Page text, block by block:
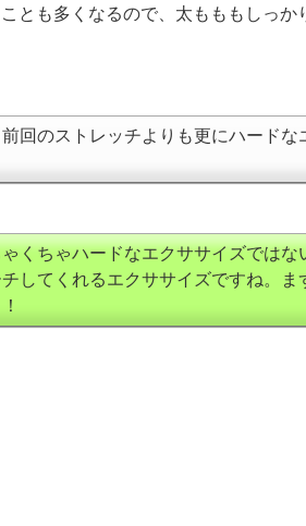
とも多くなるので、太もももしっか
回のストレッチよりも更にハードな
くちゃハードなエクササイズではな
してくれるエクササイズですね。ま